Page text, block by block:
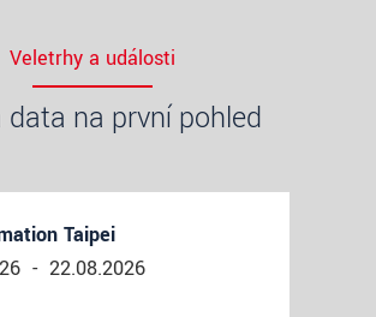
Veletrhy a události
data na první pohled
Taipei
- 22.08.2026